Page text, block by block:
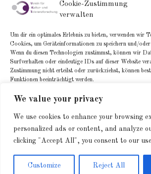
We value your privacy
We use cookies to enhance your browsing
personalized ads or content, and analyze
clicking "Accept All", you consent to our
Customize Reject All
Cookie-Zustimmung
verwalten
Um dir ein optimales Erlebnis zu bieten, verwenden wir
Cookies, um Geräteinformationen zu speichern und/
Wenn du diesen Technologien zustimmst, können wir
Surfverhalten oder eindeutige IDs auf dieser Website
Zustimmung nicht erteilst oder zurückziehst, können
Funktionen beeinträchtigt werden.
Ablehnen
e
o
o
k
i
t
A
p
p
l
n
Neueste Beiträge
Ein alter Hut: Warum wir neue Begriffe des
brauchen
FUSSBALL ALS PARABEL DES GUTEN
Impressum /
• Erstellt mit